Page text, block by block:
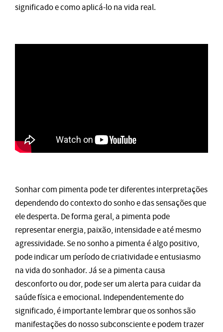
significado e como aplicá-lo na vida real.
Sonhar com pimenta pode ter diferentes interpretações
dependendo do contexto do sonho e das sensações que
ele desperta. De forma geral, a pimenta pode
representar energia, paixão, intensidade e até mesmo
agressividade. Se no sonho a pimenta é algo positivo,
pode indicar um período de criatividade e entusiasmo
na vida do sonhador. Já se a pimenta causa
desconforto ou dor, pode ser um alerta para cuidar da
saúde física e emocional. Independentemente do
significado, é importante lembrar que os sonhos são
manifestações do nosso subconsciente e podem trazer